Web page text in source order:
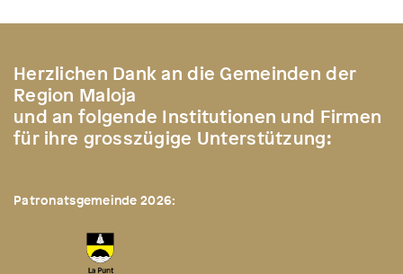
Herzlichen Dank an die Gemeinden der
Region Maloja
und an folgende Institutionen und Firmen
für ihre grosszügige Unterstützung:
Patronatsgemeinde 2026: